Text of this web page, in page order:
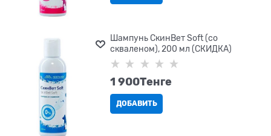
Шампунь СкинВет Soft (со
скваленом), 200 мл (СКИДКА)
1 900Tенге
ДОБАВИТЬ